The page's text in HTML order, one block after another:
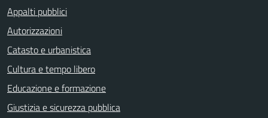
Appalti pubblici
Autorizzazioni
Catasto e urbanistica
Cultura e tempo libero
Educazione e formazione
Giustizia e sicurezza pubblica